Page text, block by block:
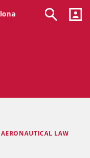
LAW